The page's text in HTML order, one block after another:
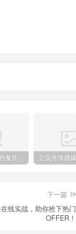
既恐怖又搞笑的鬼片（10部猛鬼恐怖片都是喜剧片）
下一篇
线实战，助你抢下热门
OFFER！